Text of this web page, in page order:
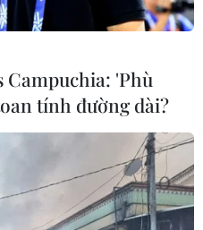
Campuchia: 'Phù
tính đường dài?